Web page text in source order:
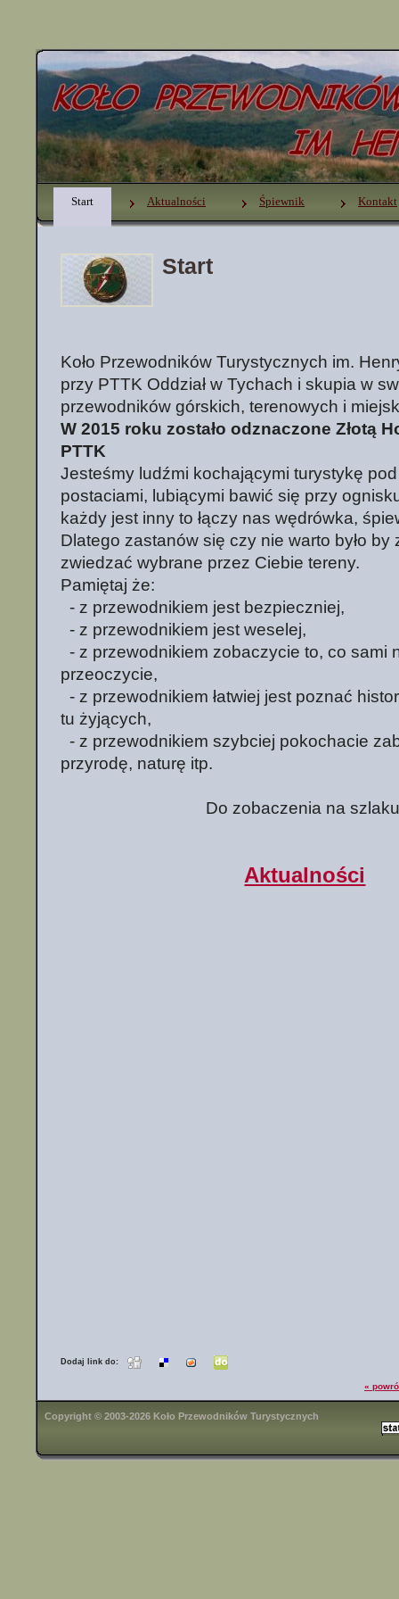
Start Aktualności Śpiewnik Kontakt
Start
Koło Przewodników Turystycznych im.
przy PTTK Oddział w Tychach i skupia w
przewodników górskich, terenowych i
W 2015 roku zostało odznaczone Złotą
PTTK
Jesteśmy ludźmi kochającymi turystykę
postaciami, lubiącymi bawić się przy
każdy jest inny to łączy nas wędrówka,
Dlatego zastanów się czy nie warto było by
zwiedzać wybrane przez Ciebie tereny.
Pamiętaj że:
- z przewodnikiem jest bezpieczniej,
- z przewodnikiem jest weselej,
- z przewodnikiem zobaczycie to, co sami
przeoczycie,
- z przewodnikiem łatwiej jest poznać
tu żyjących,
- z przewodnikiem szybciej pokochacie
przyrodę, naturę itp.
Do zobaczenia na
Aktualności
Dodaj link do:
«
Copyright © 2003-2026 Koło Przewodników Turystycznych